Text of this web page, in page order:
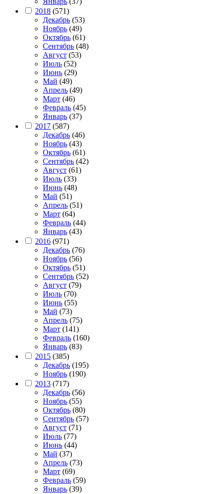
2018 (571)
Декабрь (53)
Ноябрь (49)
Октябрь (61)
Сентябрь (48)
Август (53)
Июль (52)
Июнь (29)
Май (49)
Апрель (49)
Март (46)
Февраль (45)
Январь (37)
2017 (587)
Декабрь (46)
Ноябрь (43)
Октябрь (61)
Сентябрь (42)
Август (61)
Июль (33)
Июнь (48)
Май (51)
Апрель (51)
Март (64)
Февраль (44)
Январь (43)
2016 (971)
Декабрь (76)
Ноябрь (56)
Октябрь (51)
Сентябрь (52)
Август (79)
Июль (70)
Июнь (55)
Май (73)
Апрель (75)
Март (141)
Февраль (160)
Январь (83)
2015 (385)
Декабрь (195)
Ноябрь (190)
2013 (717)
Декабрь (56)
Ноябрь (55)
Октябрь (80)
Сентябрь (57)
Август (71)
Июль (77)
Июнь (44)
Май (37)
Апрель (73)
Март (69)
Февраль (59)
Январь (39)